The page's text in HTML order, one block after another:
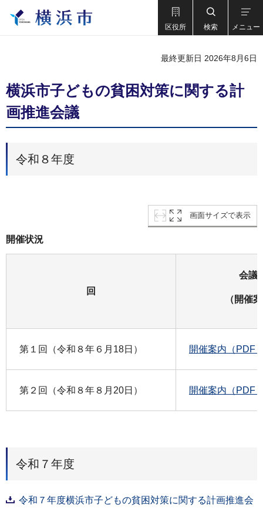
区役所 検索 メニュー
最終更新日 2026年8月6日
横浜市子どもの貧困対策に関する計
画推進会議
令和８年度
画面サイズで表示
開催状況
回
会議
（開催
第１回（令和８年６月18日） 開催案内（PDF
第２回（令和８年８月20日） 開催案内（PDF
令和７年度
令和７年度横浜市子どもの貧困対策に関する計画推進会